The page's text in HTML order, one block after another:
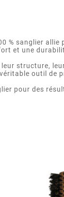
% sanglier
et une
structure,
outil de
pour des